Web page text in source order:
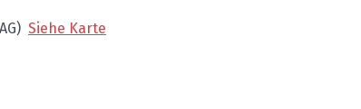
Siehe Karte